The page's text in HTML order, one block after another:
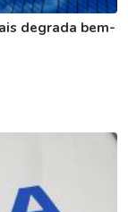
degrada bem-